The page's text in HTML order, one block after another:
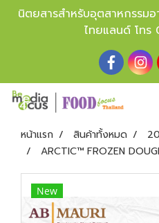
นิตยสารสำหรับอุตสาหกรรม
ไทยแลนด์ โทร
หน้าแรก สินค้าทั้งหมด
ARCTIC™ FROZEN
New